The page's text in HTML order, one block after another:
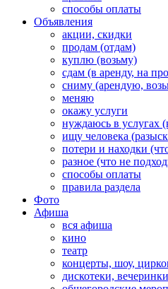
способы оплаты
Объявления
акции, скидки
продам (отдам)
куплю (возьму)
сдам (в аренду, на
сниму (арендую,
меняю
окажу услуги
нуждаюсь в услугах
ищу человека
потери и находки
разное (что не
способы оплаты
правила раздела
Фото
Афиша
вся афиша
кино
театр
концерты, шоу,
дискотеки, вечеринки